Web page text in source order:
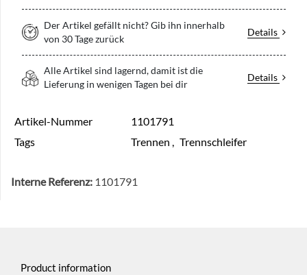
Der Artikel gefällt nicht? Gib ihn innerhalb
von 30 Tage zurück
Details
Alle Artikel sind lagernd, damit ist die
Lieferung in wenigen Tagen bei dir
Details
Artikel-Nummer
1101791
Tags
Trennen , Trennschleifer
Interne Referenz: 1101791
Product information